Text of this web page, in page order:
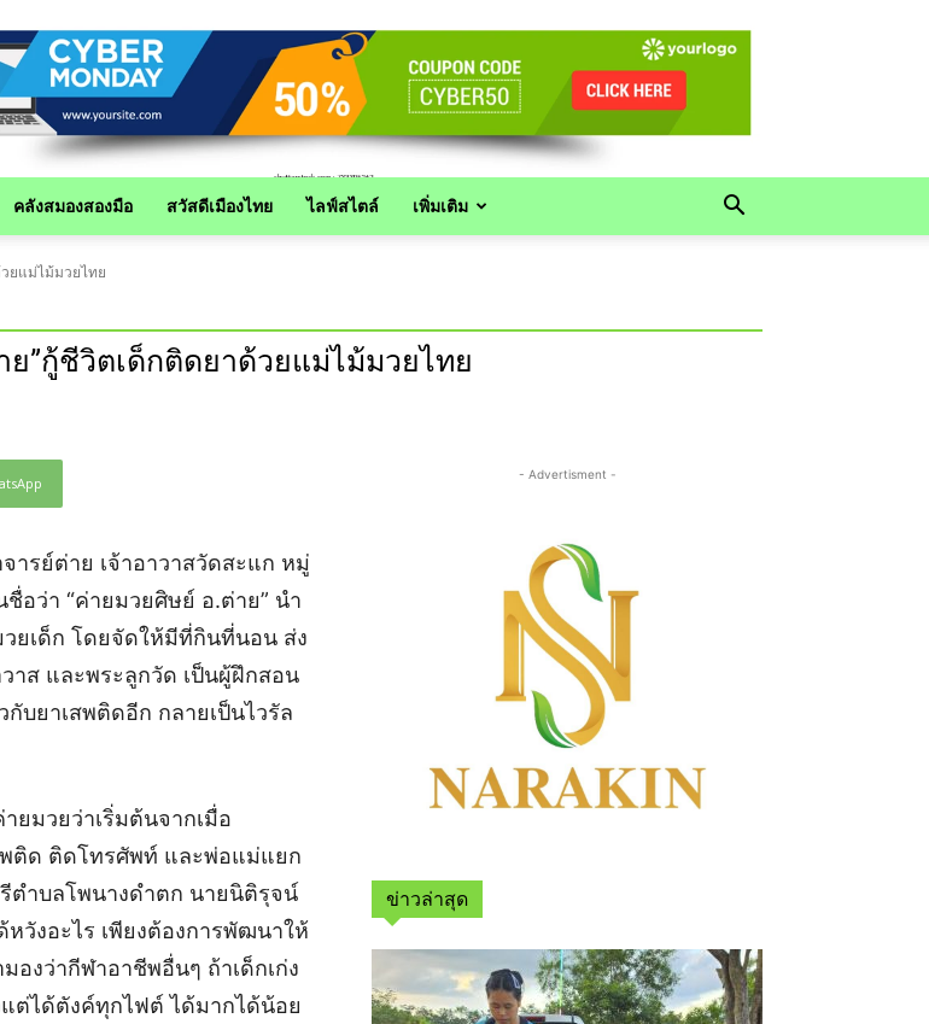
คลังสมองสองมือ สวัสดีเมืองไทย ไลฟ์สไตล์ เพิ่มเติม
ยแม่ไม้มวยไทย
”กู้ชีวิตเด็กติดยาด้วยแม่ไม้มวยไทย
ารย์ต่าย เจ้าอาวาสวัดสะแก หมู่
อว่า “ค่ายมวยศิษย์ อ.ต่าย” นำ
ยเด็ก โดยจัดให้มีที่กินที่นอน ส่ง
าส และพระลูกวัด เป็นผู้ฝึกสอน
บยาเสพติดอีก กลายเป็นไวรัล
ยมวยว่าเริ่มต้นจากเมื่อ
พติด ติดโทรศัพท์ และพ่อแม่แยก
ตำบลโพนางดำตก นายนิติรุจน์
วังอะไร เพียงต้องการพัฒนาให้
องว่ากีฬาอาชีพอื่นๆ ถ้าเด็กเก่ง
ต่ได้ตังค์ทุกไฟต์ ได้มากได้น้อย
- Advertisment -
ข่าวล่าสุด